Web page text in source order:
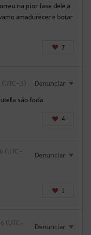
na pior fase dele a
amadurecer e botar
7
3)
Denunciar
são foda
4
(UTC-
Denunciar
1
(UTC-
Denunciar